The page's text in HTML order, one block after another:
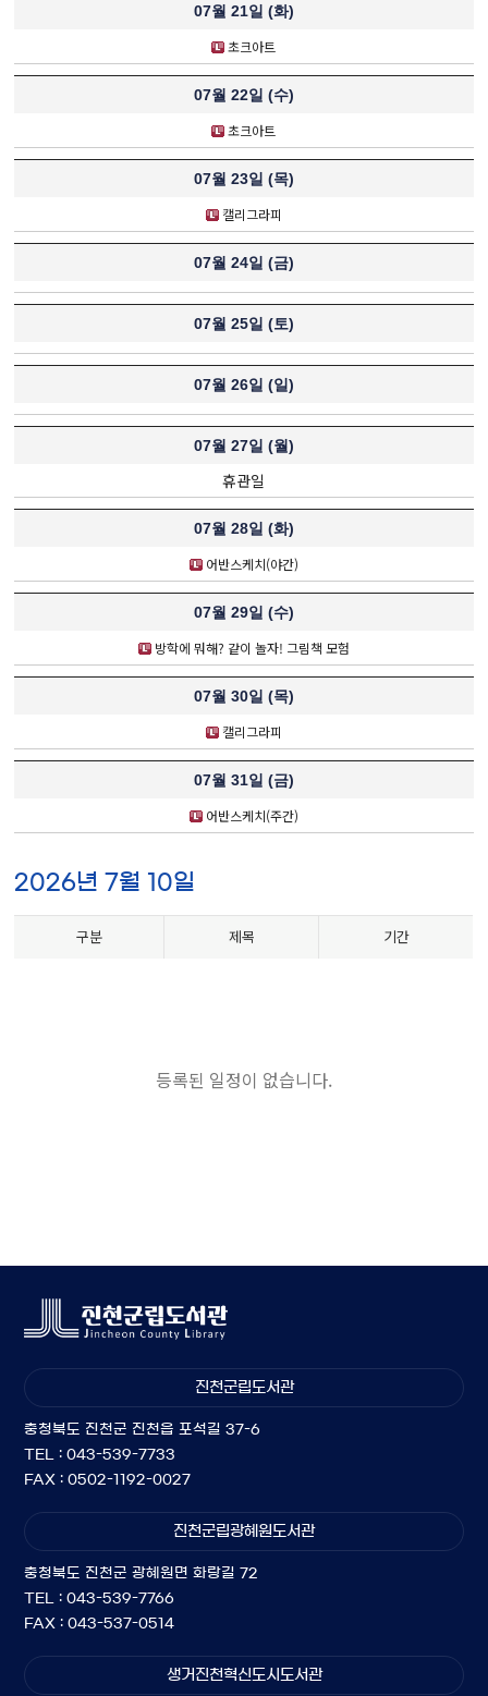
07월 21일 (화)
초크아트
07월 22일 (수)
초크아트
07월 23일 (목)
캘리그라피
07월 24일 (금)
07월 25일 (토)
07월 26일 (일)
07월 27일 (월)
휴관일
07월 28일 (화)
어반스케치(야간)
07월 29일 (수)
방학에 뭐해? 같이 놀자! 그림책 모험
07월 30일 (목)
캘리그라피
07월 31일 (금)
어반스케치(주간)
2026년 7월 10일
구분 제목 기간
등록된 일정이 없습니다.
진천군립도서관
충청북도 진천군 진천읍 포석길 37-6
TEL : 043-539-7733
FAX : 0502-1192-0027
진천군립광혜원도서관
충청북도 진천군 광혜원면 화랑길 72
TEL : 043-539-7766
FAX : 043-537-0514
생거진천혁신도시도서관